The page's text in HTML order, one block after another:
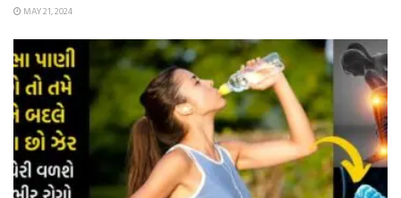
MAY 21, 2024